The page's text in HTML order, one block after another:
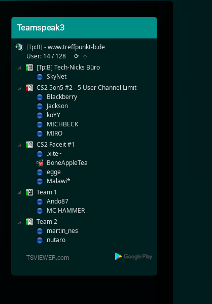
Teamspeak3
[Tp:B] - www.treffpunkt-b.de
User: 14 / 128
⟳ ◌
[Tp:B] Tech-Nicks Büro
SkyNet
CS2 5on5 #2 - 5 User Channel Limit
Blackberry
Jackson
koYY
MICHBECK
MIRO
CS2 Faceit #1
.xite~
BoneAppleTea
egge
Malawi*
Team 1
Ando87
MC HAMMER
Team 2
martin_nes
nutaro